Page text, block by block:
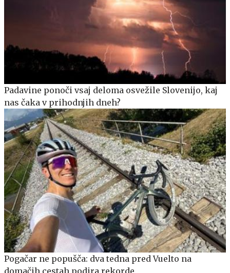
Padavine ponoči vsaj deloma osvežile Slovenijo, kaj
nas čaka v prihodnjih dneh?
Pogačar ne popušča: dva tedna pred Vuelto na
domačih cestah podira rekorde